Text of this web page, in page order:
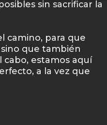
sin sacrificar la
camino, para que
que también
cabo, estamos aquí
a la vez que